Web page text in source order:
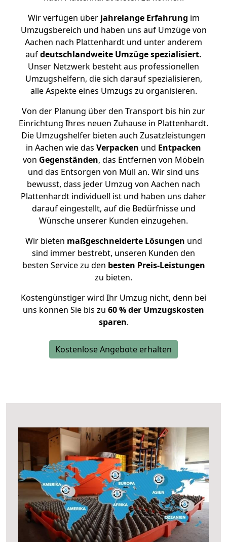
Wir verfügen überjahrelange Erfahrung im
Umzugsbereich und haben uns auf Umzüge von
Aachen nach Plattenhardt und unter anderem
aufdeutschlandweite Umzüge spezialisiert.
Unser Netzwerk besteht aus professionellen
Umzugshelfern, die sich darauf spezialisieren,
alle Aspekte eines Umzugs zu organisieren.
Von der Planung über den Transport bis hin zur
Einrichtung Ihres neuen Zuhause in Plattenhardt.
Die Umzugshelfer bieten auch Zusatzleistungen
in Aachen wie das Verpacken und Entpacken
von Gegenständen, das Entfernen von Möbeln
und das Entsorgen von Müll an. Wir sind uns
bewusst, dass jeder Umzug von Aachen nach
Plattenhardt individuell ist und haben uns daher
darauf eingestellt, auf die Bedürfnisse und
Wünsche unserer Kunden einzugehen.
Wir bieten maßgeschneiderte Lösungen und
sind immer bestrebt, unseren Kunden den
besten Service zu den besten Preis-Leistungen
zu bieten.
Kostengünstiger wird Ihr Umzug nicht, denn bei
uns können Sie bis zu 60 % der Umzugskosten
sparen.
Kostenlose Angebote erhalten